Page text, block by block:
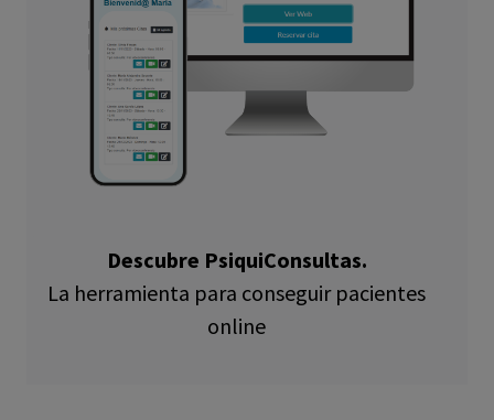
Descubre PsiquiConsultas.
La herramienta para conseguir pacientes
online